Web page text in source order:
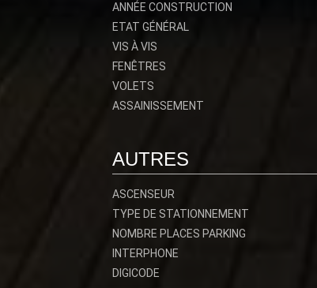
ANNÉE CONSTRUCTION
ETAT GÉNÉRAL
VIS À VIS
FENÊTRES
VOLETS
ASSAINISSEMENT
AUTRES
ASCENSEUR
TYPE DE STATIONNEMENT
NOMBRE PLACES PARKING
INTERPHONE
DIGICODE